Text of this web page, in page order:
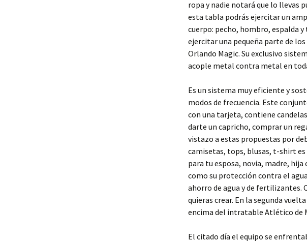
ropa y nadie notará que lo llevas
esta tabla podrás ejercitar un
cuerpo: pecho, hombro, espalda
ejercitar una pequeña parte de
Orlando Magic. Su exclusivo
acople metal contra metal en
Es un sistema muy eficiente y
modos de frecuencia. Este
con una tarjeta, contiene
darte un capricho, comprar un
vistazo a estas propuestas por
camisetas, tops, blusas, t-shirt
para tu esposa, novia, madre,
como su protección contra el
ahorro de agua y de fertilizantes.
quieras crear. En la segunda
encima del intratable Atlético de
El citado día el equipo se